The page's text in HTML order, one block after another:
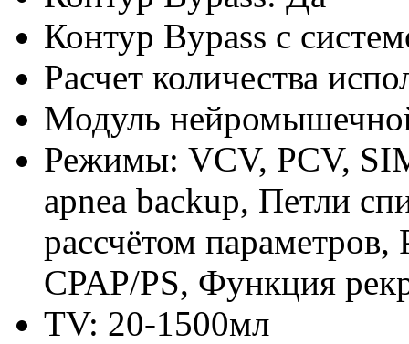
Контур Bypass с
Расчет количества
Модуль
Режимы: VCV, PCV,
apnea backup, Петли
рассчётом
CPAP/PS, Функция
TV: 20-1500мл